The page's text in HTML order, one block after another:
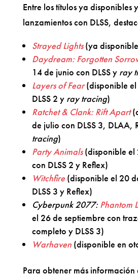
Entre los títulos ya disponibles
lanzamientos con DLSS,
Strayed Lights(ya disponible
Daydream: Forgotten
14 de junio con DLSS y ray
Layers of Fear (disponible
DLSS 2 y ray tracing)
Ratchet & Clank: Rift Apart
de julio con DLSS 3, DLAA,
tracing)
Party Animals (disponible el
con DLSS 2 y Reflex)
Witchfire (disponible el 20
DLSS 3 y Reflex)
Cyberpunk 2077: Phantom
el 26 de septiembre con
completo y DLSS 3)
Warhaven (disponible en
Para obtener más información